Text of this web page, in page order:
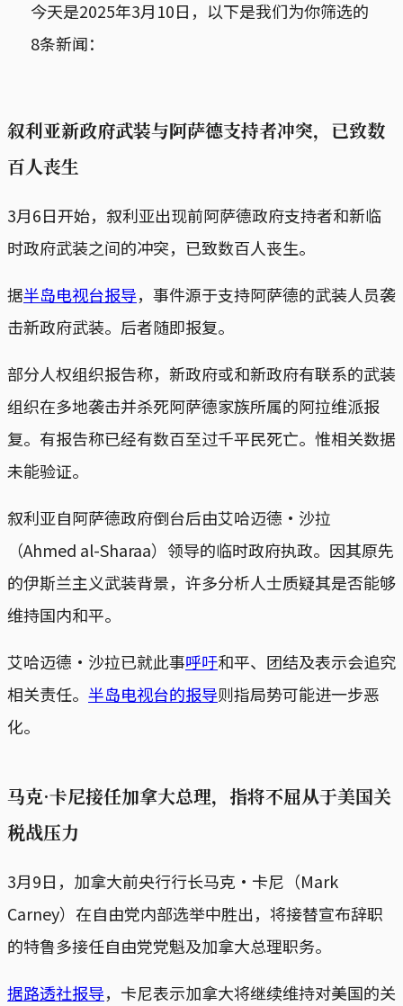
今天是2025年3月10日，以下是我们为你筛选的
8条新闻：
叙利亚新政府武装与阿萨德支持者冲突，已致数
百人丧生
3月6日开始，叙利亚出现前阿萨德政府支持者和新临
时政府武装之间的冲突，已致数百人丧生。
据半岛电视台报导，事件源于支持阿萨德的武装人员袭
击新政府武装。后者随即报复。
部分人权组织报告称，新政府或和新政府有联系的武装
组织在多地袭击并杀死阿萨德家族所属的阿拉维派报
复。有报告称已经有数百至过千平民死亡。惟相关数据
未能验证。
叙利亚自阿萨德政府倒台后由艾哈迈德·沙拉
（Ahmed al-Sharaa）领导的临时政府执政。因其原先
的伊斯兰主义武装背景，许多分析人士质疑其是否能够
维持国内和平。
艾哈迈德·沙拉已就此事呼吁和平、团结及表示会追究
相关责任。 半岛电视台的报导则指局势可能进一步恶
化。
马克·卡尼接任加拿大总理，指将不屈从于美国关
税战压力
3月9日，加拿大前央行行长马克·卡尼（Mark
Carney）在自由党内部选举中胜出，将接替宣布辞职
的特鲁多接任自由党党魁及加拿大总理职务。
据路透社报导，卡尼表示加拿大将继续维持对美国的关